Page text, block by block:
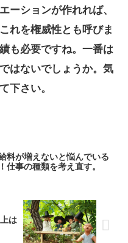
ーションが作れれば、
れを権威性とも呼びま
も必要ですね。一番は
はないでしょうか。気
下さい。
料が増えないと悩んでいる
仕事の種類を考え直す。
は